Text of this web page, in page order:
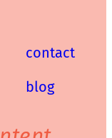
contact
blog